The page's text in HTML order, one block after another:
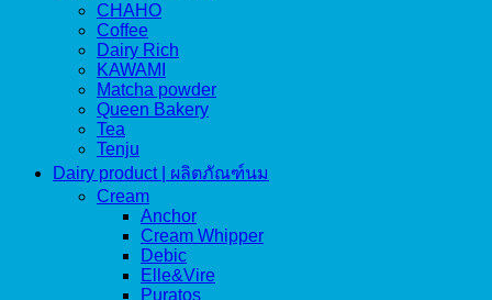
CHAHO
Coffee
Dairy Rich
KAWAMI
Matcha powder
Queen Bakery
Tea
Tenju
Dairy product | ผลิตภัณฑ์นม
Cream
Anchor
Cream Whipper
Debic
Elle&Vire
Puratos